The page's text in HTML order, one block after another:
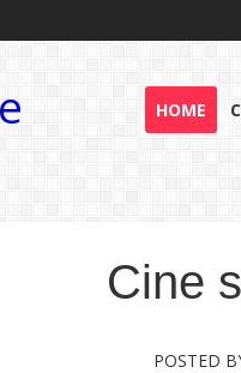
HOME
Cine
POSTED